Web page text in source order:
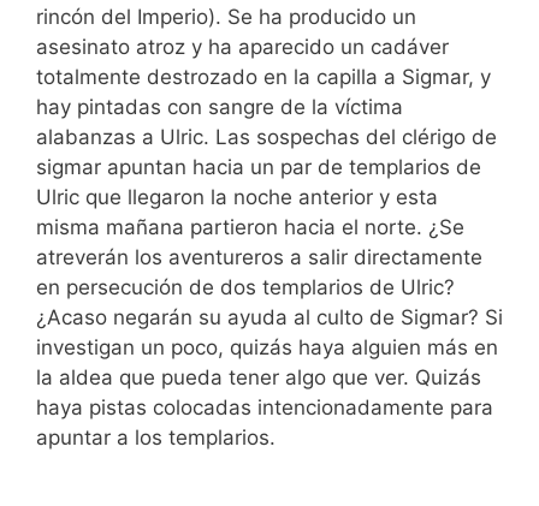
rincón del Imperio). Se ha producido un
asesinato atroz y ha aparecido un cadáver
totalmente destrozado en la capilla a Sigmar, y
hay pintadas con sangre de la víctima
alabanzas a Ulric. Las sospechas del clérigo de
sigmar apuntan hacia un par de templarios de
Ulric que llegaron la noche anterior y esta
misma mañana partieron hacia el norte. ¿Se
atreverán los aventureros a salir directamente
en persecución de dos templarios de Ulric?
¿Acaso negarán su ayuda al culto de Sigmar? Si
investigan un poco, quizás haya alguien más en
la aldea que pueda tener algo que ver. Quizás
haya pistas colocadas intencionadamente para
apuntar a los templarios.